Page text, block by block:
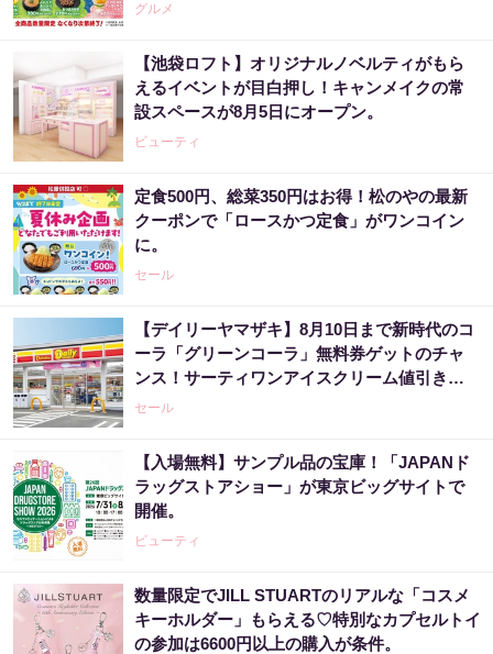
グルメ
【池袋ロフト】オリジナルノベルティがもら
えるイベントが目白押し！キャンメイクの常
設スペースが8月5日にオープン。
ビューティ
定食500円、総菜350円はお得！松のやの最新
クーポンで「ロースかつ定食」がワンコイン
に。
セール
【デイリーヤマザキ】8月10日まで新時代のコ
ーラ「グリーンコーラ」無料券ゲットのチャ
ンス！サーティワンアイスクリーム値引きな
どお得企画も目白押し。
セール
【入場無料】サンプル品の宝庫！「JAPANド
ラッグストアショー」が東京ビッグサイトで
開催。
ビューティ
数量限定でJILL STUARTのリアルな「コスメ
キーホルダー」もらえる♡特別なカプセルトイ
の参加は6600円以上の購入が条件。